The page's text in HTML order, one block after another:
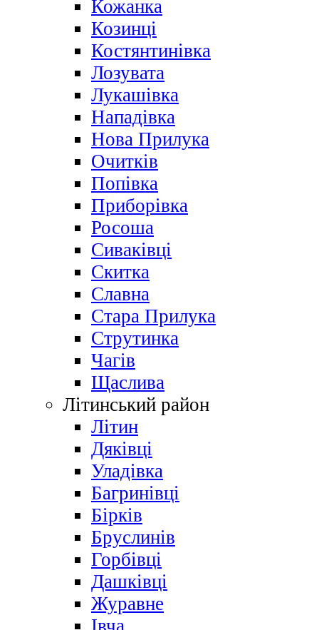
Кожанка
Козинці
Костянтинівка
Лозувата
Лукашівка
Нападівка
Нова Прилука
Очитків
Попівка
Приборівка
Росоша
Сиваківці
Скитка
Славна
Стара Прилука
Струтинка
Чагів
Щаслива
Літинський район
Літин
Дяківці
Уладівка
Багринівці
Бірків
Бруслинів
Горбівці
Дашківці
Журавне